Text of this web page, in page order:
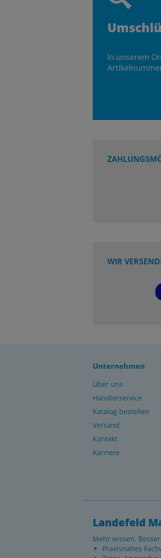
In unserem
WIR
Unternehmen
Über uns
Händlerservice
Katalog bestellen
Versand
Kontakt
Karriere
Landefeld
Mehr wissen.
Praxisnahes